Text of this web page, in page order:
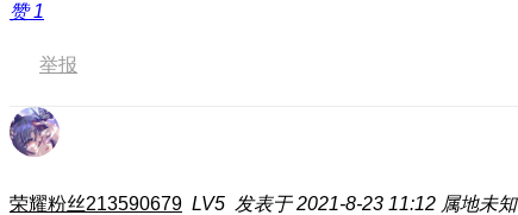
赞1
举报
荣耀粉丝213590679 LV5 发表于 2021-8-23 11:12 属地未知